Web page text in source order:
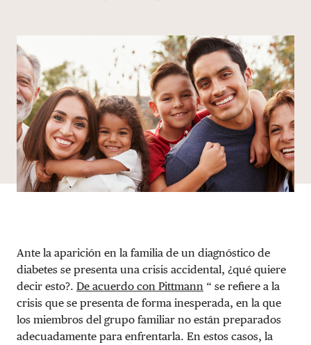
Ante la aparición en la familia de un diagnóstico de
diabetes se presenta una crisis accidental, ¿qué quiere
decir esto?. De acuerdo con Pittmann “ se refiere a la
crisis que se presenta de forma inesperada, en la que
los miembros del grupo familiar no están preparados
adecuadamente para enfrentarla. En estos casos, la